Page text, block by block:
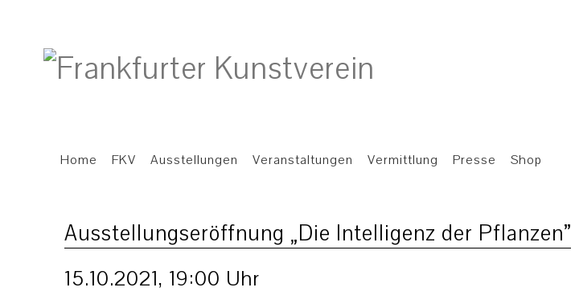
Home FKV Ausstellungen Veranstaltungen Vermittlung Presse Shop
Ausstellungseröffnung „Die Intelligenz der Pflanzen”
15.10.2021, 19:00 Uhr